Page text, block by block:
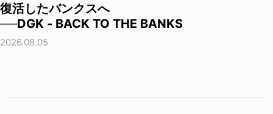
復活したバンクスへ
──DGK - BACK TO THE BANKS
2026.08.05